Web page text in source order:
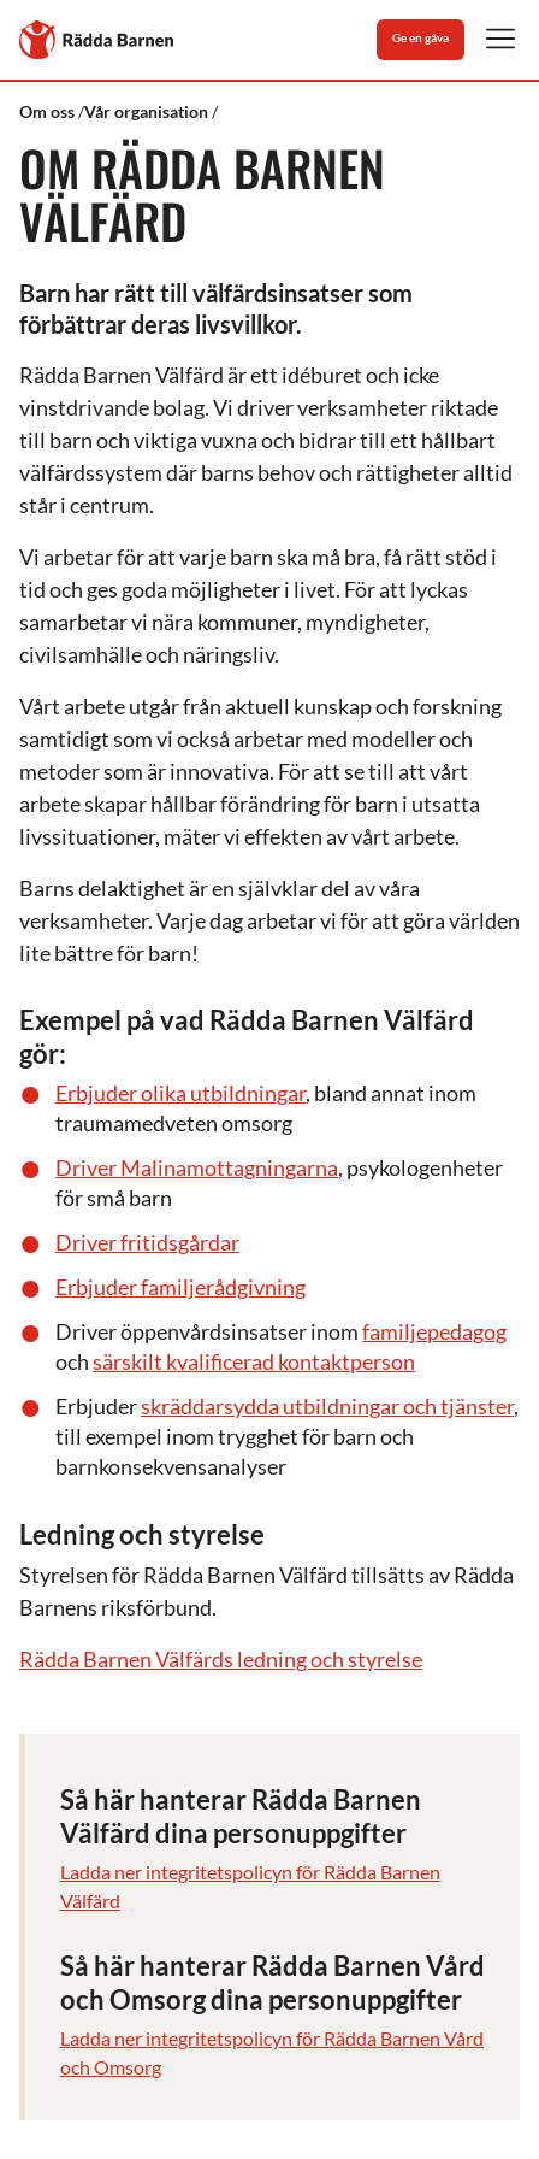
Till
Rädda
Barnens
Ge en gåva
Rädda
Om oss Vår organisation
Rädda
Välfärd
OM RÄDDA BARNEN
VÄLFÄRD
Barn har rätt till välfärdsinsatser som
förbättrar deras livsvillkor.
Rädda Barnen Välfärd är ett idéburet och icke
vinstdrivande bolag. Vi driver verksamheter riktade
till barn och viktiga vuxna och bidrar till ett hållbart
välfärdssystem där barns behov och rättigheter alltid
står i centrum.
Vi arbetar för att varje barn ska må bra, få rätt stöd i
tid och ges goda möjligheter i livet. För att lyckas
samarbetar vi nära kommuner, myndigheter,
civilsamhälle och näringsliv.
Vårt arbete utgår från aktuell kunskap och forskning
samtidigt som vi också arbetar med modeller och
metoder som är innovativa. För att se till att vårt
arbete skapar hållbar förändring för barn i utsatta
livssituationer, mäter vi effekten av vårt arbete.
Barns delaktighet är en självklar del av våra
verksamheter. Varje dag arbetar vi för att göra världen
lite bättre för barn!
Exempel på vad Rädda Barnen Välfärd
gör:
Erbjuder olika utbildningar, bland annat inom
traumamedveten omsorg
Driver Malinamottagningarna, psykologenheter
för små barn
Driver fritidsgårdar
Erbjuder familjerådgivning
Driver öppenvårdsinsatser inomfamiljepedagog
ochsärskilt kvalificerad kontaktperson
Erbjuderskräddarsydda utbildningar och tjänster,
till exempel inom trygghet för barn och
barnkonsekvensanalyser
Ledning och styrelse
Styrelsen för Rädda Barnen Välfärd tillsätts av Rädda
Barnens riksförbund.
Rädda Barnen Välfärds ledning och styrelse
Så här hanterar Rädda Barnen
Välfärd dina personuppgifter
Ladda ner integritetspolicyn för Rädda Barnen
Välfärd
Så här hanterar Rädda Barnen Vård
och Omsorg dina personuppgifter
Ladda ner integritetspolicyn för Rädda Barnen Vård
och Omsorg